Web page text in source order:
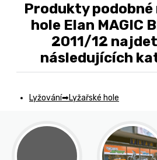
Produkty podobné
hole Elan MAGIC
2011/12
následujících
Lyžování Lyžařské hole